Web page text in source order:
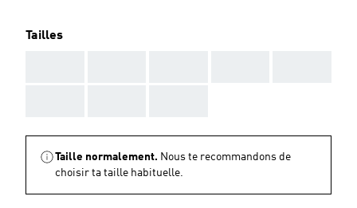
Tailles
Taille normalement. Nous te recommandons de
choisir ta taille habituelle.